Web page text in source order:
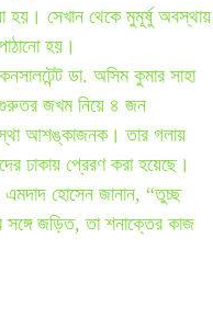
হয়। সেখান থেকে মুমূর্ষু অবস্থায়
হয়।
ডা. অসিম কুমার সাহা
গুরুতর জখম নিয়ে ৪ জন
আশঙ্কাজনক। তার গলায়
ঢাকায় প্রেরণ করা হয়েছে।
হোসেন জানান, “তুচ্ছ
সঙ্গে জড়িত, তা শনাক্তের কাজ